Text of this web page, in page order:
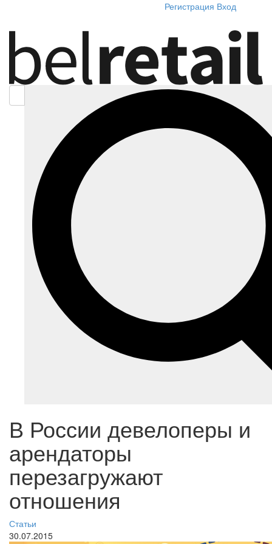
Регистрация Вход
В России девелоперы и
арендаторы
перезагружают
отношения
Статьи
30.07.2015